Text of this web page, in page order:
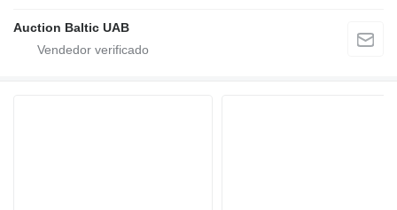
Auction Baltic UAB